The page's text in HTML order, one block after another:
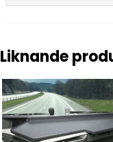
name
Namn
Liknande